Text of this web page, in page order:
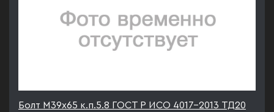
Болт М39х65 к.п.5.8 ГОСТ Р ИСО 4017-2013 ТД20